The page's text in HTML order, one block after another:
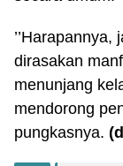
dirasakan
menunjang
mendorong
pungkasnya.